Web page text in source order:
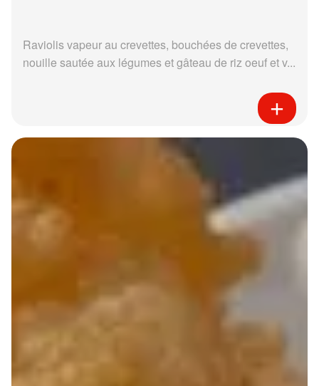
Raviolis vapeur au crevettes, bouchées de crevettes,
nouille sautée aux légumes et gâteau de riz oeuf et v...